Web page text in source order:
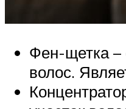
Фен-щетка –
волос.